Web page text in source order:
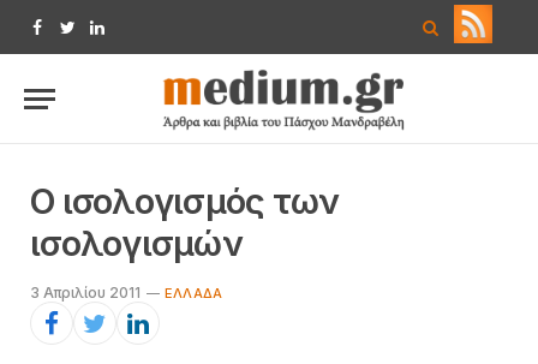
Facebook
TwitterLinkedIn
Ο ισολογισμός των
ισολογισμών
3 Απριλίου 2011 EΛΛΆΔΑ